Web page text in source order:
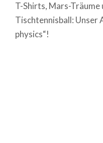
T-Shirts, Mars-
Tischtennisball: Unser
physics“!